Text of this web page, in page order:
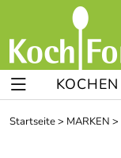
KOCHEN
Startseite> MARKEN >